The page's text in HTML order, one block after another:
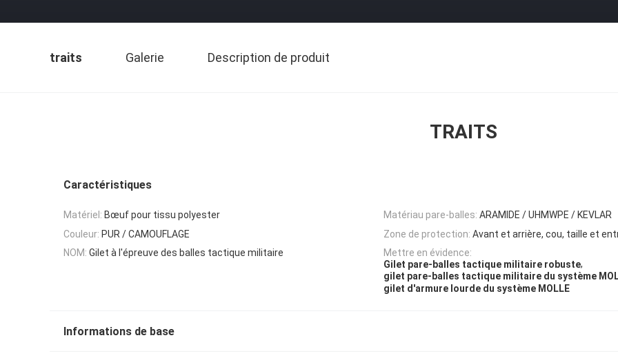
traits Galerie Description de produit
TRAITS
Caractéristiques
Matériel: Bœuf pour tissu polyester Matériau pare-balles: ARAMIDE / UHMWPE / KEVLAR
Couleur: PUR / CAMOUFLAGE Zone de protection: Avant et arrière, cou, taille et
NOM: Gilet à l'épreuve des balles tactique militaire
Mettre en évidence:
Gilet pare-balles tactique militaire robuste,
gilet pare-balles tactique militaire du système
gilet d'armure lourde du système MOLLE
Informations de base